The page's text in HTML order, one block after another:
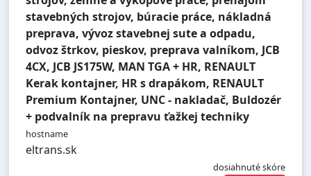
stavebných strojov, búracie práce, nákladná
preprava, vývoz stavebnej sute a odpadu,
odvoz štrkov, pieskov, preprava valníkom, JCB
4CX, JCB JS175W, MAN TGA + HR, RENAULT
Kerak kontajner, HR s drapákom, RENAULT
Premium Kontajner, UNC - nakladač, Buldozér
+ podvalník na prepravu ťažkej techniky
hostname
eltrans.sk
dosiahnuté skóre